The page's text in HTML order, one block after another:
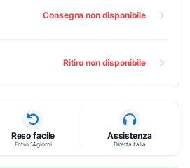
Consegna non disponibile
Ritiro non disponibile
Reso facile
Entro 14 giorni
Assistenza
Diretta Italia